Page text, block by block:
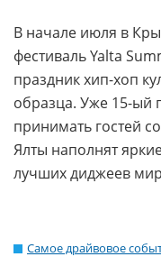
В начале июля в
фестиваль Yalta
праздник хип-хоп
образца. Уже 15-ый
принимать гостей
Ялты наполнят
лучших диджеев
Самое драйвовое